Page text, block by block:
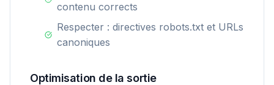
contenu corrects
Respecter : directives robots.txt et URLs
canoniques
Optimisation de la sortie